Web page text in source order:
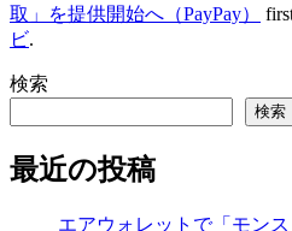
取」を提供開始へ（PayPay）
ビ.
検索
検索
最近の投稿
エアウォレットで「モン